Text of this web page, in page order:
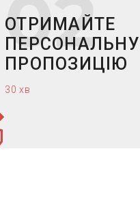
ОТРИМАЙТЕ
ПЕРСОНАЛЬНУ
ПРОПОЗИЦІЮ
30 хв